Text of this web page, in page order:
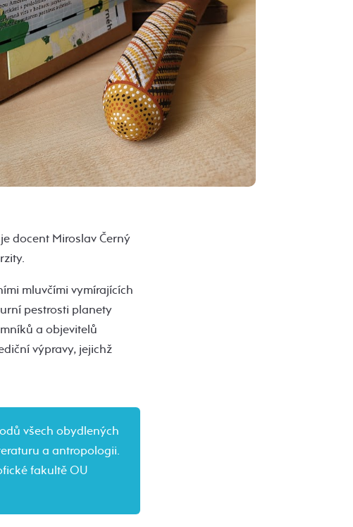
docent Miroslav Černý
mluvčími vymírajících
pestrosti planety
a objevitelů
výpravy, jejichž
všech obydlených
a antropologii.
fakultě OU